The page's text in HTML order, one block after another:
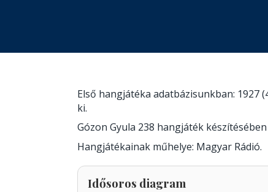
Első hangjátéka adatbázisunkban: 1927
ki.
Gózon Gyula 238 hangjáték
Hangjátékainak műhelye: Magyar Rádió.
Idősoros diagram